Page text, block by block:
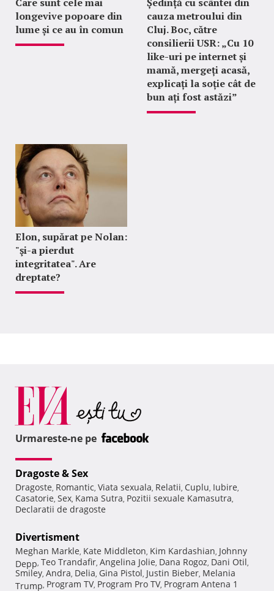
longevive popoare din
lume și ce au în comun
cauza metroului din
Cluj. Boc, către
consilierii USR: „Cu 10
like-uri pe internet și
mamă, mergeți acasă,
explicați la soție cât de
bun ați fost astăzi”
Elon, supărat pe Nolan:
"şi-a pierdut
integritatea". Are
dreptate?
Urmareste-ne pe
Dragoste & Sex
Dragoste, Romantic, Viata sexuala, Relatii, Cuplu, Iubire,
Casatorie, Sex, Kama Sutra, Pozitii sexuale Kamasutra,
Declaratii de dragoste
Divertisment
Meghan Markle, Kate Middleton, Kim Kardashian, Johnny
Depp, Teo Trandafir, Angelina Jolie, Dana Rogoz, Dani Otil,
Smiley, Andra, Delia, Gina Pistol, Justin Bieber, Melania
Trump, Program TV, Program Pro TV, Program Antena 1